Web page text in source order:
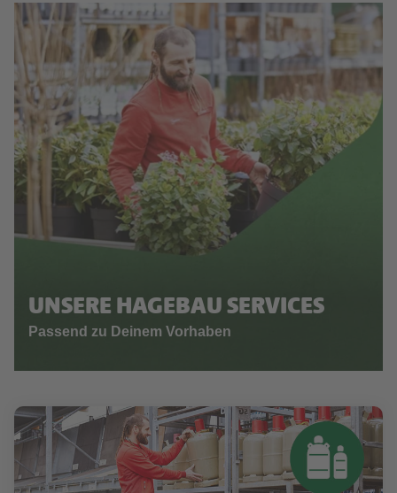
UNSERE HAGEBAU SERVICES
Passend zu Deinem Vorhaben